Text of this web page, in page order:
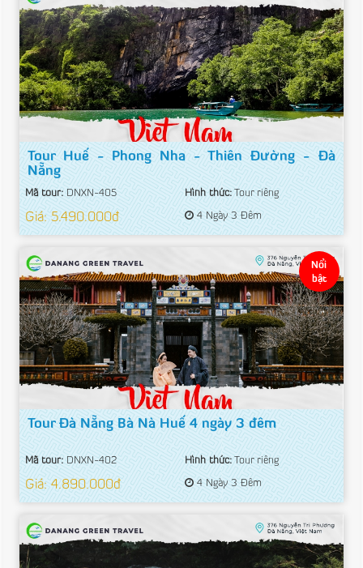
Tour Huế - Phong Nha - Thiên Đường - Đà
Nẵng
Mã tour:DNXN-405 Hình thức:Tour riêng
Giá: 5.490.000đ 4 Ngày 3 Đêm
Nổi
bật
Tour Đà Nẵng Bà Nà Huế 4 ngày 3 đêm
Mã tour:DNXN-402 Hình thức:Tour riêng
Giá: 4.890.000đ 4 Ngày 3 Đêm